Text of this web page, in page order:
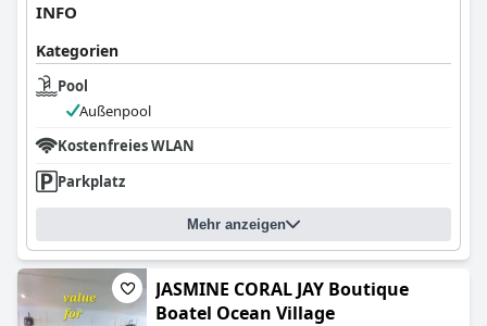
INFO
Kategorien
Pool
Außenpool
Kostenfreies WLAN
Parkplatz
Mehr anzeigen
JASMINE CORAL JAY Boutique
Boatel Ocean Village